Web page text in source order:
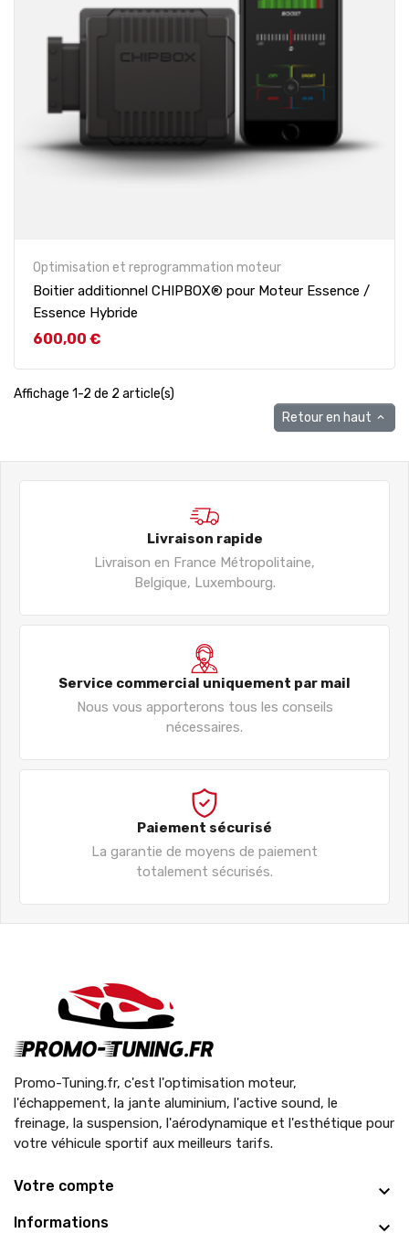
Optimisation et reprogrammation moteur
Boitier additionnel CHIPBOX® pour Moteur Essence /
Essence Hybride
Prix
600,00 €
Affichage 1-2 de 2 article(s)
Retour en haut 
Livraison rapide
Livraison en France Métropolitaine,
Belgique, Luxembourg.
Service commercial uniquement par mail
Nous vous apporterons tous les conseils
nécessaires.
Paiement sécurisé
La garantie de moyens de paiement
totalement sécurisés.
Promo-Tuning.fr, c'est l'optimisation moteur,
l'échappement, la jante aluminium, l'active sound, le
freinage, la suspension, l'aérodynamique et l'esthétique pour
votre véhicule sportif aux meilleurs tarifs.
Votre compte
Informations